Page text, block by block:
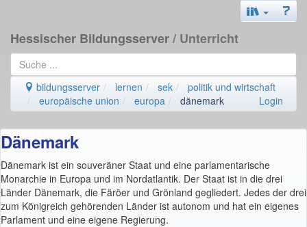
Hessischer Bildungsserver/ Unterricht
bildungsserver lernen sek
politik und wirtschaft
europäische union
europa dänemark Login
Dänemark
Dänemark ist ein souveräner Staat und eine parlamentarische
Monarchie in Europa und im Nordatlantik. Der Staat ist in die drei
Länder Dänemark, die Färöer und Grönland gegliedert. Jedes der drei
zum Königreich gehörenden Länder ist autonom und hat ein eigenes
Parlament und eine eigene Regierung.